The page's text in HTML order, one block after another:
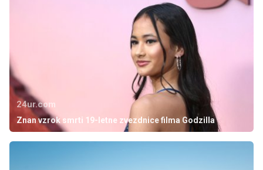
24ur.com
Znan vzrok smrti 19-letne zvezdnice filma Godzilla